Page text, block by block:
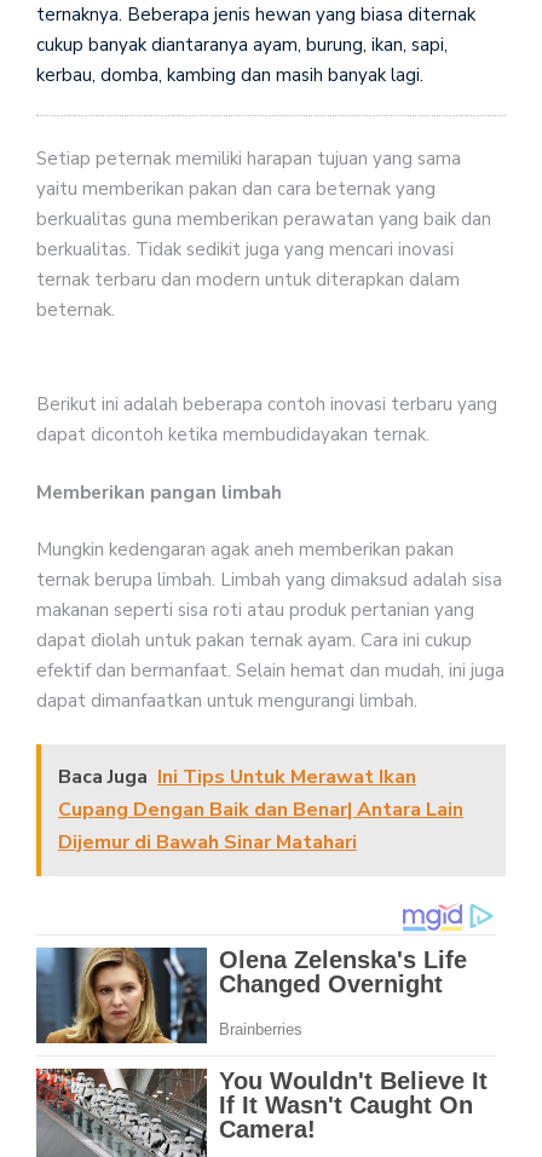
ternaknya. Beberapa jenis hewan yang biasa diternak
cukup banyak diantaranya ayam, burung, ikan, sapi,
kerbau, domba, kambing dan masih banyak lagi.
Setiap peternak memiliki harapan tujuan yang sama
yaitu memberikan pakan dan cara beternak yang
berkualitas guna memberikan perawatan yang baik dan
berkualitas. Tidak sedikit juga yang mencari inovasi
ternak terbaru dan modern untuk diterapkan dalam
beternak.
Berikut ini adalah beberapa contoh inovasi terbaru yang
dapat dicontoh ketika membudidayakan ternak.
Memberikan pangan limbah
Mungkin kedengaran agak aneh memberikan pakan
ternak berupa limbah. Limbah yang dimaksud adalah sisa
makanan seperti sisa roti atau produk pertanian yang
dapat diolah untuk pakan ternak ayam. Cara ini cukup
efektif dan bermanfaat. Selain hemat dan mudah, ini juga
dapat dimanfaatkan untuk mengurangi limbah.
Baca Juga Ini Tips Untuk Merawat Ikan
Cupang Dengan Baik dan Benar| Antara Lain
Dijemur di Bawah Sinar Matahari